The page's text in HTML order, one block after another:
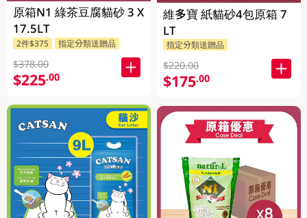
原箱N1 綠茶豆腐貓砂 3 X
17.5LT
2件$375 指定分類送贈品
$378.00
$225.00
維多寶 紙貓砂4包原箱 7
LT
指定分類送贈品
$220.00
$175.00